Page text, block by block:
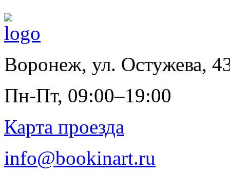
Воронеж, ул. Остужева,
Пн-Пт, 09:00–19:00
Карта проезда
info@bookinart.ru